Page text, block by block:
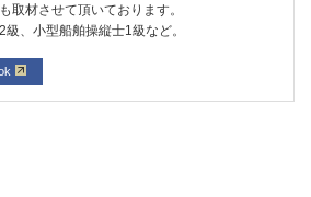
取材させて頂いております。
、小型船舶操縦士1級など。